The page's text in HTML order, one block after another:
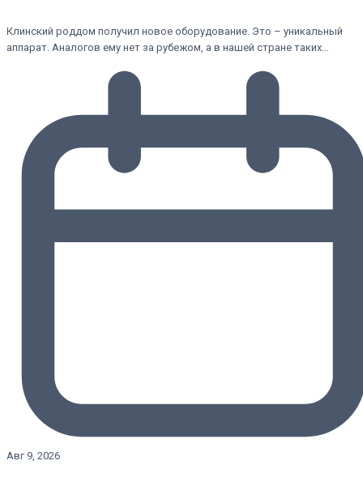
Клинский роддом получил новое оборудование. Это – уникальный
аппарат. Аналогов ему нет за рубежом, а в нашей стране таких…
Авг 9, 2026